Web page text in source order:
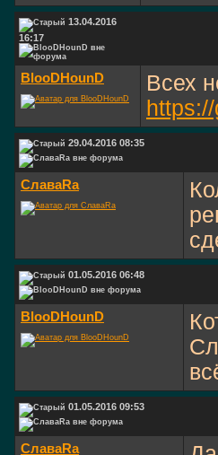
13.04.2016
16:17
BlooDHounD
Всех
29.04.2016 08:35
СлаваRa
01.05.2016 06:48
BlooDHounD
01.05.2016 09:53
СлаваRa